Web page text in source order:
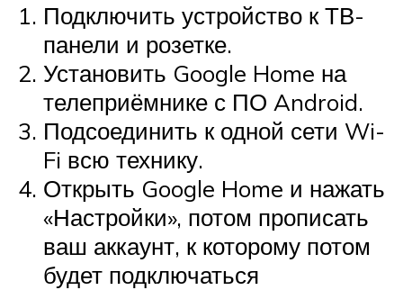
Подключить устройство к ТВ-
панели и розетке.
Установить Google Home на
телеприёмнике с ПО Android.
Подсоединить к одной сети Wi-
Fi всю технику.
Открыть Google Home и нажать
«Настройки», потом прописать
ваш аккаунт, к которому потом
будет подключаться